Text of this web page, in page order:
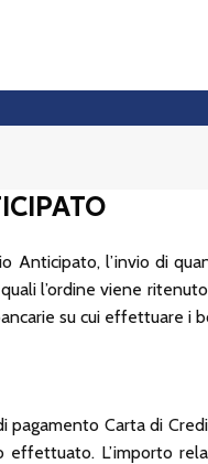
Anticipato, l’invio di
l’ordine viene
su cui effettuare i
pagamento Carta di
effettuato. L’importo